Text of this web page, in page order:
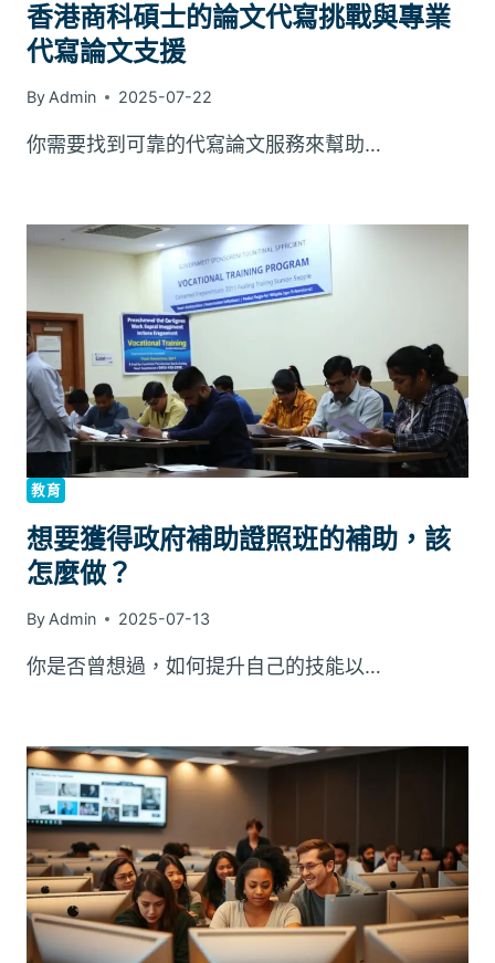
香港商科碩士的論文代寫挑戰與專業
代寫論文支援
ByAdmin 2025-07-22
你需要找到可靠的代寫論文服務來幫助…
教育
想要獲得政府補助證照班的補助，該
怎麼做？
By Admin 2025-07-13
你是否曾想過，如何提升自己的技能以…